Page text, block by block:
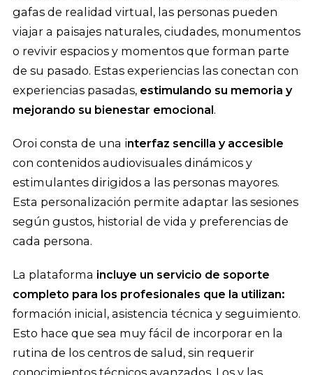
gafas de realidad virtual, las personas pueden
viajar a paisajes naturales, ciudades, monumentos
o revivir espacios y momentos que forman parte
de su pasado. Estas experiencias las conectan con
experiencias pasadas, estimulando su memoria y
mejorando su bienestar emocional.
Oroi consta de una interfaz sencilla y accesible
con contenidos audiovisuales dinámicos y
estimulantes dirigidos a las personas mayores.
Esta personalización permite adaptar las sesiones
según gustos, historial de vida y preferencias de
cada persona.
La plataforma incluye un servicio de soporte
completo para los profesionales que la utilizan:
formación inicial, asistencia técnica y seguimiento.
Esto hace que sea muy fácil de incorporar en la
rutina de los centros de salud, sin requerir
conocimientos técnicos avanzados. Los y las